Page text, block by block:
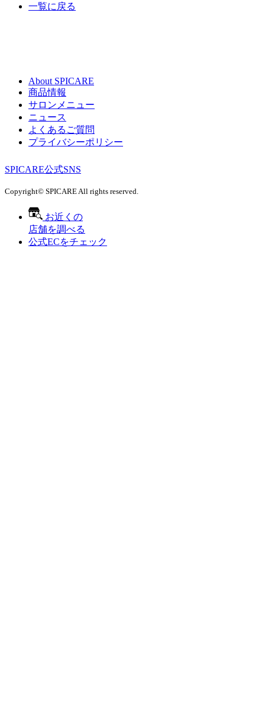
一覧に戻る
About SPICARE
商品情報
サロンメニュー
ニュース
よくあるご質問
プライバシーポリシー
SPICARE公式SNS
Copyright© SPICARE All rights reserved.
お近くの
店舗を調べる
公式ECをチェック